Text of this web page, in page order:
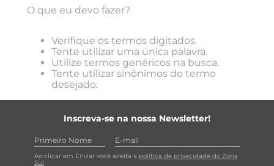
O que eu devo fazer?
Verifique os termos digitados.
Tente utilizar uma única palavra.
Utilize termos genéricos na busca.
Tente utilizar sinônimos do termo
desejado.
Inscreva-se na nossa Newsletter!
Ao clicar em Enviar você aceita a política de privacidade do Zona
Sul